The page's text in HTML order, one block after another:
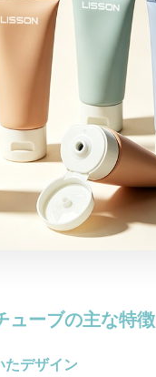
ューブの主な特徴
たデザイン